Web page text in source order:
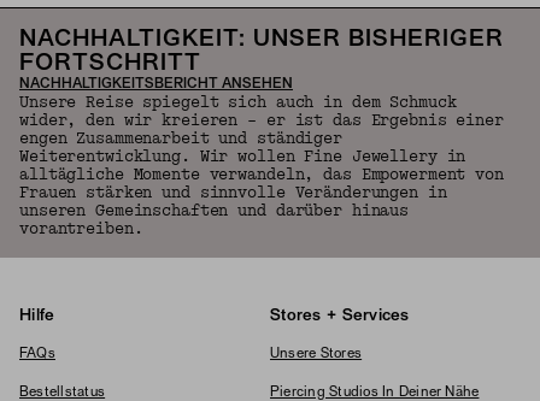
NACHHALTIGKEIT: UNSER BISHERIGER
FORTSCHRITT
NACHHALTIGKEITSBERICHT ANSEHEN
Unsere Reise spiegelt sich auch in dem Schmuck
wider, den wir kreieren – er ist das Ergebnis einer
engen Zusammenarbeit und ständiger
Weiterentwicklung. Wir wollen Fine Jewellery in
alltägliche Momente verwandeln, das Empowerment von
Frauen stärken und sinnvolle Veränderungen in
unseren Gemeinschaften und darüber hinaus
vorantreiben.
Hilfe
FAQs
Bestellstatus
Stores + Services
Unsere Stores
Piercing Studios In Deiner Nähe